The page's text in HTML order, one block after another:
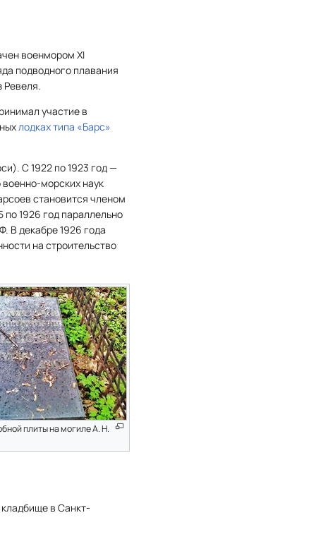
военмором XI
подводного плавания
Ревеля.
участие в
лодках типа «Барс»
С 1922 по 1923 год —
морских наук
становится членом
1926 год параллельно
В декабре 1926 года
на строительство
плиты на могиле А. Н.
в Санкт-